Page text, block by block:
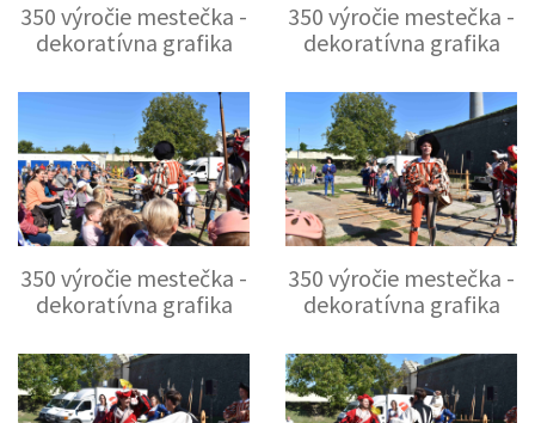
350 výročie mestečka -
dekoratívna grafika
350 výročie mestečka -
dekoratívna grafika
350 výročie mestečka -
dekoratívna grafika
350 výročie mestečka -
dekoratívna grafika